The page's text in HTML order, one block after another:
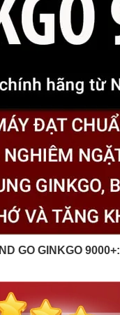
GO GINKGO 9000+: